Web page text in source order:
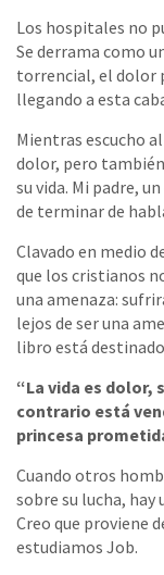
Los hospitales no
Se derrama como
torrencial, el dolor
llegando a esta
Mientras escucho
dolor, pero
su vida. Mi padre,
de terminar de
Clavado en medio
que los cristianos
una amenaza:
lejos de ser una
libro está
“La vida es dolor,
contrario está
princesa
Cuando otros
sobre su lucha, hay
Creo que proviene
estudiamos Job.